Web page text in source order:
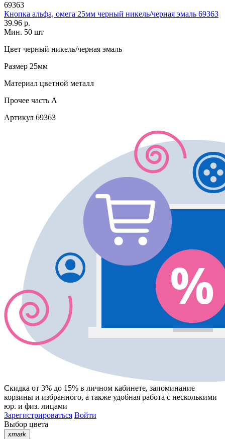
69363
Кнопка альфа, омега 25мм черный никель/черная эмаль 69363
39.96 р.
Мин. 50 шт
Цвет черный никель/черная эмаль
Размер 25мм
Материал цветной металл
Прочее часть A
Артикул 69363
Скидка от 3% до 15% в личном кабинете, запоминание
корзины и избранного, а также удобная работа с несколькими
юр. и физ. лицами
Зарегистрироваться Войти
Выбор цвета
xmark